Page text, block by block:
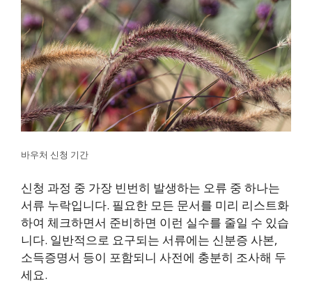
바우처 신청 기간
신청 과정 중 가장 빈번히 발생하는 오류 중 하나는
서류 누락입니다. 필요한 모든 문서를 미리 리스트화
하여 체크하면서 준비하면 이런 실수를 줄일 수 있습
니다. 일반적으로 요구되는 서류에는 신분증 사본,
소득증명서 등이 포함되니 사전에 충분히 조사해 두
세요.